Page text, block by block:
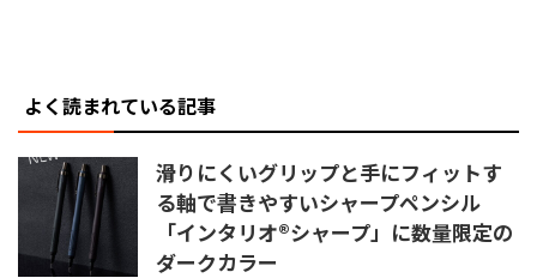
よく読まれている記事
滑りにくいグリップと手にフィットす
る軸で書きやすいシャープペンシル
「インタリオ®シャープ」に数量限定の
ダークカラー